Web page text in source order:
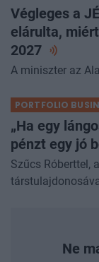
Végleges a
elárulta,
2027
A miniszter az
PORTFOLIO
„Ha egy
pénzt egy jó
Szűcs Róberttel,
Ne